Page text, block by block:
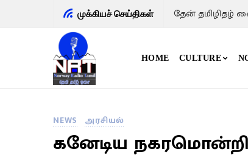
முக்கியச் செய்திகள் தேன் தமிழிதழ்
HOME CULTURE
NEWS அரசியல்
கனேடிய